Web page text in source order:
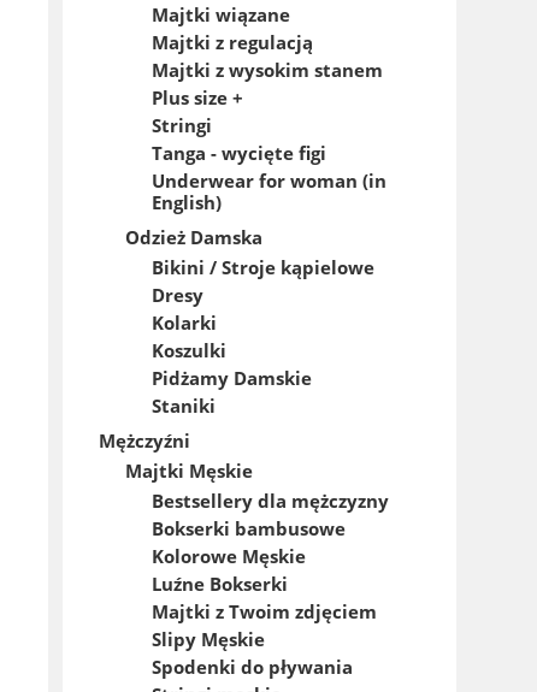
Majtki wiązane
Majtki z regulacją
Majtki z wysokim stanem
Plus size +
Stringi
Tanga - wycięte figi
Underwear for woman (in
English)
Odzież Damska
Bikini / Stroje kąpielowe
Dresy
Kolarki
Koszulki
Pidżamy Damskie
Staniki
Mężczyźni
Majtki Męskie
Bestsellery dla mężczyzny
Bokserki bambusowe
Kolorowe Męskie
Luźne Bokserki
Majtki z Twoim zdjęciem
Slipy Męskie
Spodenki do pływania